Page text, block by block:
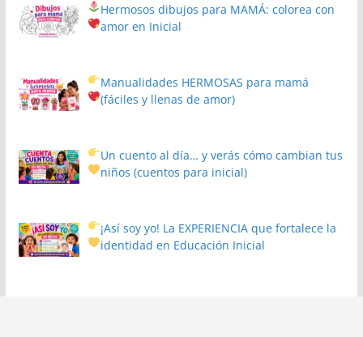
Hermosos dibujos para MAMÁ: colorea con
amor en Inicial
Manualidades HERMOSAS para mamá
(fáciles y llenas de amor)
Un cuento al día… y verás cómo cambian tus
niños(cuentos para inicial)
¡Así soy yo! La EXPERIENCIA que fortalece la
identidad en Educación Inicial